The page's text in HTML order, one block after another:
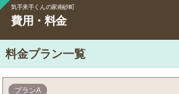
気手来手くんの家南砂町
費用・料金
料金プラン一覧
プランA